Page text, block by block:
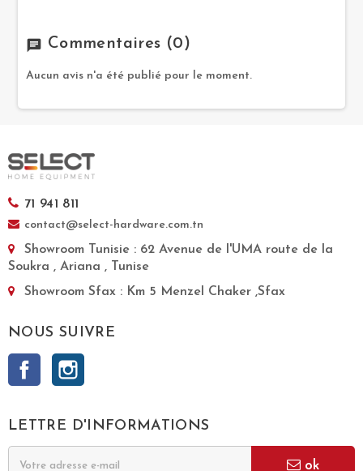
chat Commentaires (0)
Aucun avis n'a été publié pour le moment.
71 941 811
contact@select-hardware.com.tn
Showroom Tunisie : 62 Avenue de l'UMA route de la
Soukra , Ariana , Tunise
Showroom Sfax : Km 5 Menzel Chaker ,Sfax
NOUS SUIVRE
Facebook
LETTRE D'INFORMATIONS
ok